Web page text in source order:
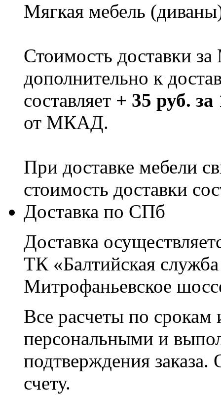
Мягкая мебель
Стоимость доставки
дополнительно к
составляет + 35 руб.
от МКАД.
При доставке мебели
стоимость доставки
Доставка по СПб
Доставка
ТК «Балтийская
Митрофаньевское
Все расчеты по срокам
персональными и
подтверждения заказа.
счету.